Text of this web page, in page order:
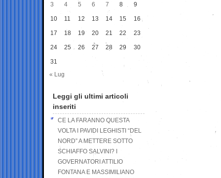
3 4 5 6 7 8 9
10 11 12 13 14 15 16
17 18 19 20 21 22 23
24 25 26 27 28 29 30
31
« Lug
Leggi gli ultimi articoli
inseriti
CE LA FARANNO QUESTA
VOLTA I PAVIDI LEGHISTI “DEL
NORD” A METTERE SOTTO
SCHIAFFO SALVINI? I
GOVERNATORI ATTILIO
FONTANA E MASSIMILIANO